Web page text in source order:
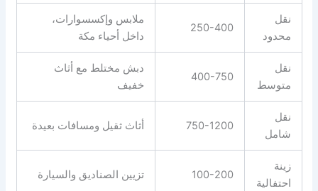
نقل
محدود
250-400
ملابس وإكسسوارات،
داخل أحياء مكة
نقل
متوسط
400-750
دبش مختلط مع أثاث
خفيف
نقل
شامل
750-1200 أثاث ثقيل ومسافات بعيدة
زينة
احتفالية
100-200 تزيين الصناديق والسيارة